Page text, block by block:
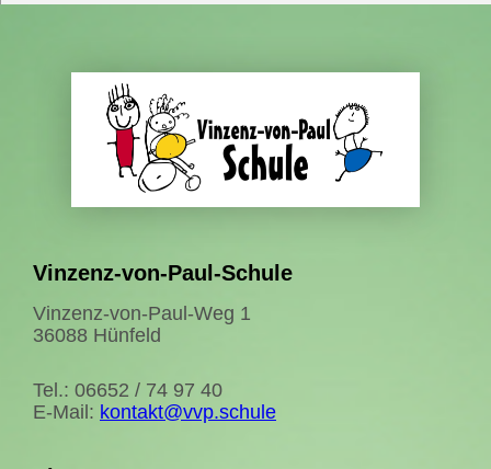
Vinzenz-von-Paul-Schule
Vinzenz-von-Paul-Weg 1
36088 Hünfeld
Tel.: 06652 / 74 97 40
E-Mail: kontakt@vvp.schule